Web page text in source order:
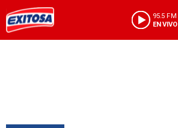
95.5 FM
EN VIVO